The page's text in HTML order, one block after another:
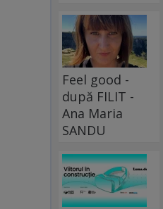
Feel good -
după FILIT -
Ana Maria
SANDU